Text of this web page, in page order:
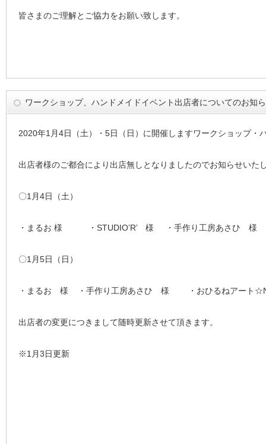
皆さまのご理解とご協力をお願い致します。
ワークショップ、ハンドメイドイベント出店者についてのお知
2020年1月4日（土）・5日（日）に開催しますワークショップ・
出店者様のご都合により出店無しとなりましたのでお知らせいた
〇1月4日（土）
・まるお 様 ・STUDIO’R’ 様 ・手作り工房あさひ 様
〇1月5日（日）
・まるお 様 ・手作り工房あさひ 様 ・おひるねアート
出店者の変更につきまして随時更新させて頂きます。
※1月3日更新